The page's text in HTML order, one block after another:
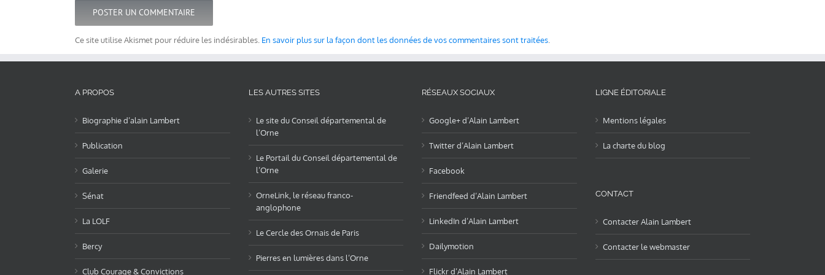
Ce site utilise Akismet pour réduire les indésirables. En savoir plus sur la façon dont les données de vos commentaires sont traitées
A PROPOS
Biographie d’alain Lambert
Publication
Galerie
Sénat
La LOLF
Bercy
Club Courage & Convictions
LES AUTRES SITES
Le site du Conseil départemental de
l’Orne
Le Portail du Conseil départemental de
l’Orne
OrneLink, le réseau franco-
anglophone
Le Cercle des Ornais de Paris
Pierres en lumières dans l’Orne
RÉSEAUX SOCIAUX
Google+ d’Alain Lambert
Twitter d’Alain Lambert
Facebook
Friendfeed d’Alain Lambert
LinkedIn d’Alain Lambert
Dailymotion
Flickr d’Alain Lambert
LIGNE ÉDITORIALE
Mentions légales
La charte du blog
CONTACT
Contacter Alain Lambert
Contacter le webmaster